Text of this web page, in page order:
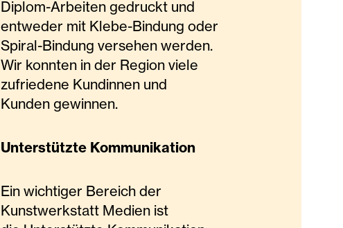
Diplom-Arbeiten gedruckt und
entweder mit Klebe-Bindung oder
Spiral-Bindung versehen werden.
Wir konnten in der Region viele
zufriedene Kundinnen und
Kunden gewinnen.
Unterstützte Kommunikation
Ein wichtiger Bereich der
Kunstwerkstatt Medien ist